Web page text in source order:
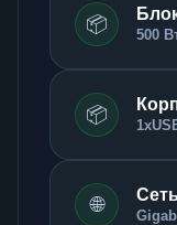
📦 500
📦
🌐